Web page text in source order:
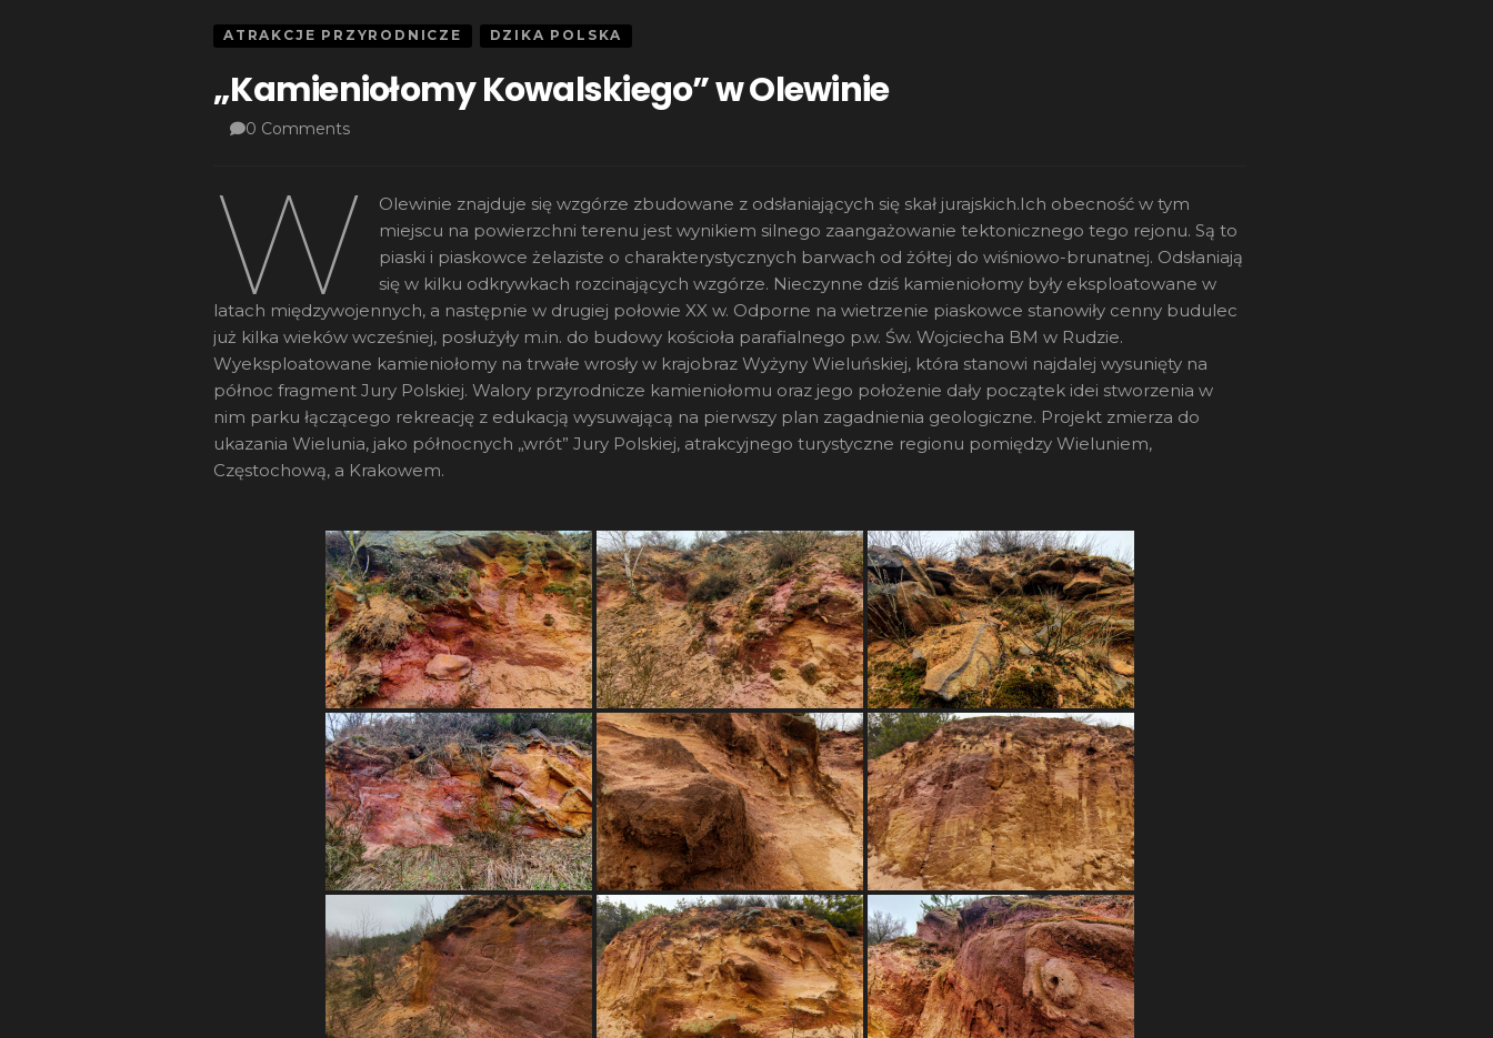
ATRAKCJE PRZYRODNICZE DZIKA POLSKA
„Kamieniołomy Kowalskiego” w Olewinie
0 Comments
W
Olewinie znajduje się wzgórze zbudowane z odsłaniających się skał jurajskich.Ich obecność w tym
miejscu na powierzchni terenu jest wynikiem silnego zaangażowanie tektonicznego tego rejonu. Są to
piaski i piaskowce żelaziste o charakterystycznych barwach od żółtej do wiśniowo-brunatnej. Odsłaniają
się w kilku odkrywkach rozcinających wzgórze. Nieczynne dziś kamieniołomy były eksploatowane w
latach międzywojennych, a następnie w drugiej połowie XX w. Odporne na wietrzenie piaskowce stanowiły cenny budulec
już kilka wieków wcześniej, posłużyły m.in. do budowy kościoła parafialnego p.w. Św. Wojciecha BM w Rudzie.
Wyeksploatowane kamieniołomy na trwałe wrosły w krajobraz Wyżyny Wieluńskiej, która stanowi najdalej wysunięty na
północ fragment Jury Polskiej. Walory przyrodnicze kamieniołomu oraz jego położenie dały początek idei stworzenia w
nim parku łączącego rekreację z edukacją wysuwającą na pierwszy plan zagadnienia geologiczne. Projekt zmierza do
ukazania Wielunia, jako północnych „wrót” Jury Polskiej, atrakcyjnego turystyczne regionu pomiędzy Wieluniem,
Częstochową, a Krakowem.